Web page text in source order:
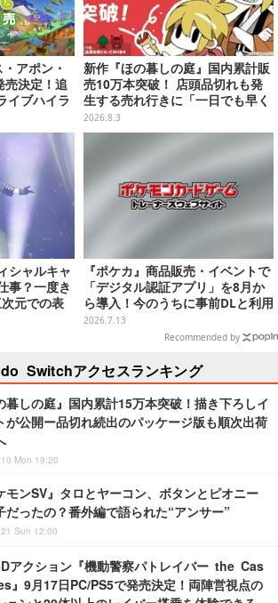
アポン・
売決定！追
イブハイラ
新作『ほの暮しの庭』国内累計販
売10万本突破！ 店頭品切れも発
生する売れ行きに「一日でも早く
お届けできるよう準備」
2026.8.3
シャルキャ
事？一度き
元での表
スト陣の
『ポケカ』商品販売・イベントで
「デジタル認証アプリ」を8月か
ら導入！今のうちに事前DLと利用
登録をお願い
2026.7.13
Recommended by
Switchアクセスランキング
暮しの庭』国内累計15万本突破！描き下ろしイ
が公開ー品切れ続出のパッケージ版も順次出荷
Mon 19:20
モンSV』タロとヤーコン、ボタンとピオニー
だったの？番外編で語られた“アンサー”
Sun 12:00
アクション『機動警察パトレイバー the Cas
』9月17日PC/PS5で発売決定！両陣営視点の